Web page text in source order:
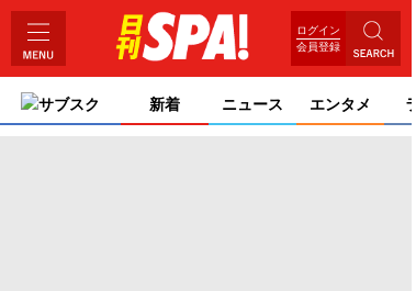
ログイン
会員登録
サブスク 新着 ニュース エンタメ